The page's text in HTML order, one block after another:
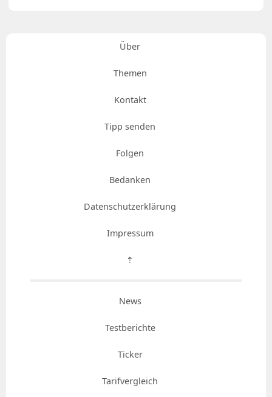
Über
Themen
Kontakt
Tipp senden
Folgen
Bedanken
Datenschutzerklärung
Impressum
⇡
News
Testberichte
Ticker
Tarifvergleich